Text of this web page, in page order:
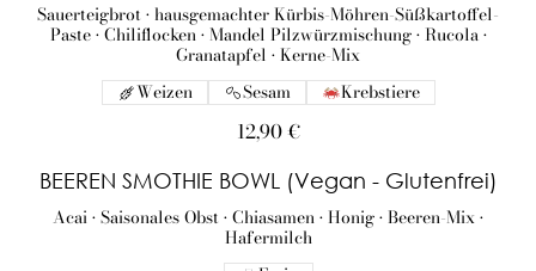
Sauerteigbrot • hausgemachter Kürbis-Möhren-Süßkartoffel-
Paste • Chiliflocken • Mandel Pilzwürzmischung • Rucola •
Granatapfel • Kerne-Mix
12,90 €
Weizen Sesam Krebstiere
BEEREN SMOTHIE BOWL (Vegan - Glutenfrei)
Acai • Saisonales Obst • Chiasamen • Honig • Beeren-Mix •
Hafermilch